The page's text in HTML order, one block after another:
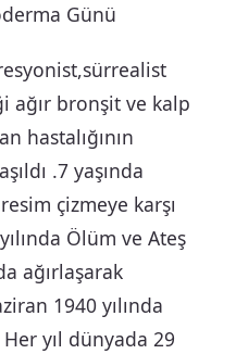
Günü
ağır bronşit ve kalp
hastalığının
.7 yaşında
çizmeye karşı
Ölüm ve Ateş
ağırlaşarak
1940 yılında
yıl dünyada 29